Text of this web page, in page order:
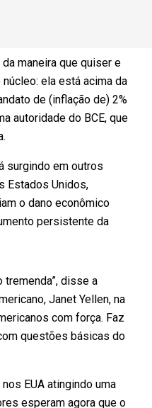
maneira que quiser e
ela está acima da
de (inflação de) 2%
autoridade do BCE, que
surgindo em outros
Estados Unidos,
o dano econômico
persistente da
tremenda”, disse a
Janet Yellen, na
com força. Faz
questões básicas do
EUA atingindo uma
esperam agora que o